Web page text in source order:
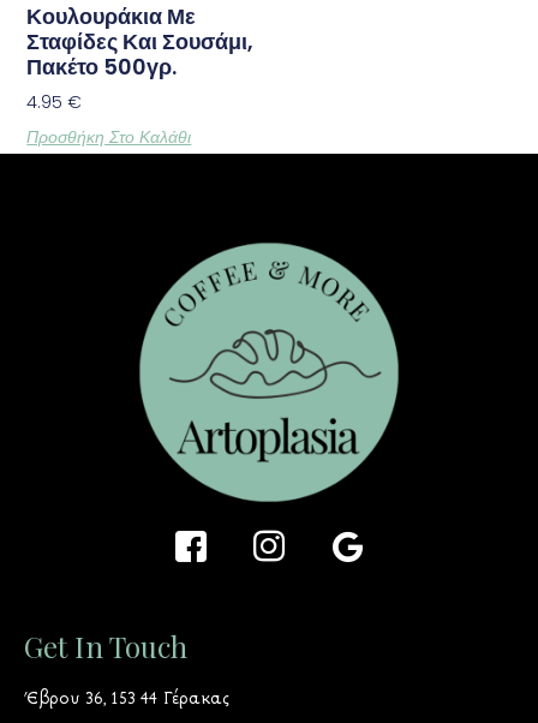
Κουλουράκια Με
Σταφίδες Και Σουσάμι,
Πακέτο 500γρ.
4.95€
Προσθήκη Στο Καλάθι
Get In Touch
Έβρου 36, 153 44 Γέρακας